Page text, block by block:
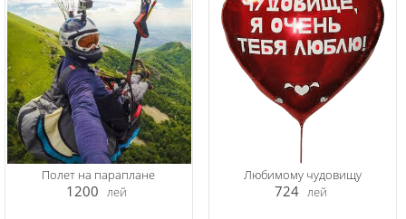
Полет на параплане
1200 лей
Любимому чудовищу
724 лей